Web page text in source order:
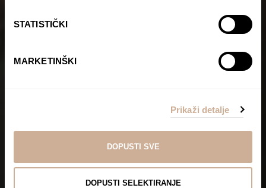
STATISTIČKI
MARKETINŠKI
Prikaži detalje
DOPUSTI SVE
DOPUSTI SELEKTIRANJE